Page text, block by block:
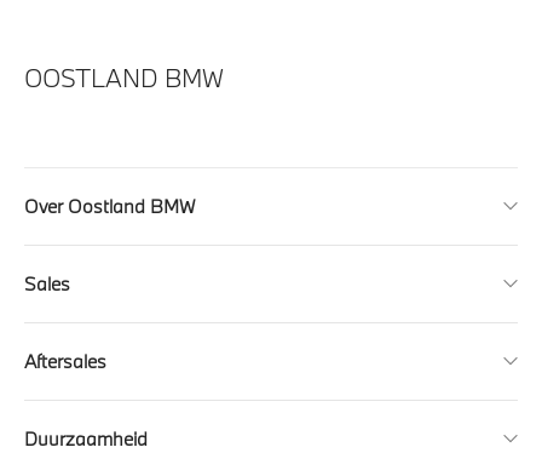
OOSTLAND BMW
Over Oostland BMW
Sales
Aftersales
Duurzaamheid